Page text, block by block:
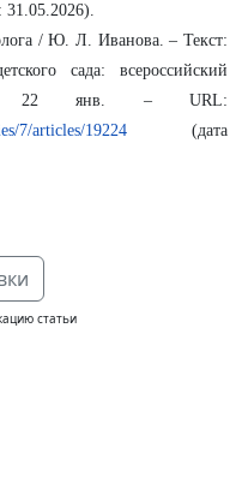
31.05.2026).
/ Ю. Л. Иванова. – Текст:
сада: всероссийский
22 янв. – URL:
7/articles/19224 (дата
статьи